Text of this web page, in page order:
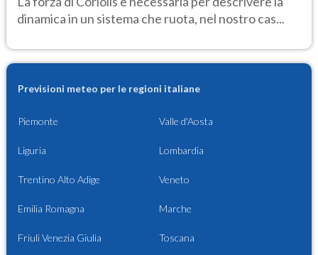
dinamica in un sistema che ruota, nel nostro cas...
Previsioni meteo per le regioni italiane
Piemonte Valle d'Aosta
Liguria Lombardia
Trentino Alto Adige Veneto
Emilia Romagna Marche
Friuli Venezia Giulia Toscana